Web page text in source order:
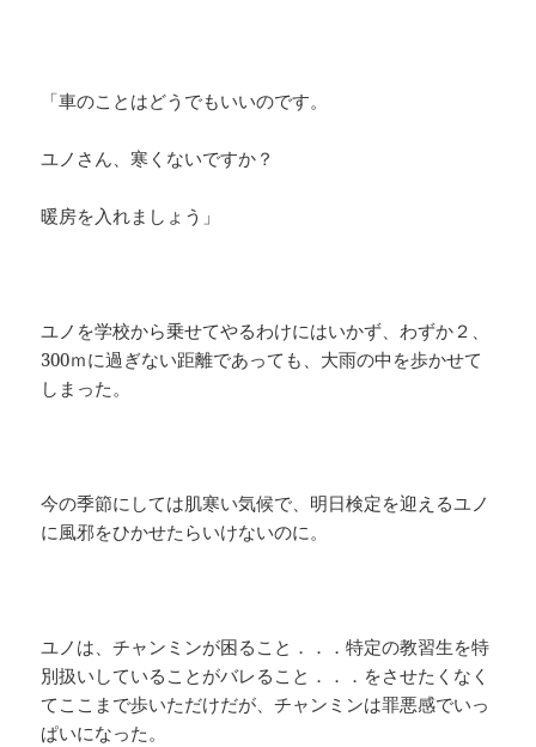
「車のことはどうでもいいのです。
ユノさん、寒くないですか？
暖房を入れましょう」
ユノを学校から乗せてやるわけにはいかず、わずか２、
300ｍに過ぎない距離であっても、大雨の中を歩かせて
しまった。
今の季節にしては肌寒い気候で、明日検定を迎えるユノ
に風邪をひかせたらいけないのに。
ユノは、チャンミンが困ること．．．特定の教習生を特
別扱いしていることがバレること．．．をさせたくなく
てここまで歩いただけだが、チャンミンは罪悪感でいっ
ぱいになった。